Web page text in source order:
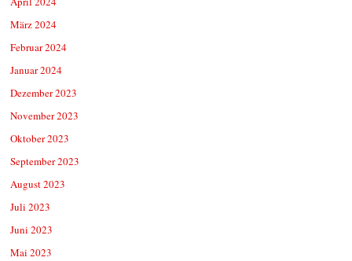
März 2024
Februar 2024
Januar 2024
Dezember 2023
November 2023
Oktober 2023
September 2023
August 2023
Juli 2023
Juni 2023
Mai 2023